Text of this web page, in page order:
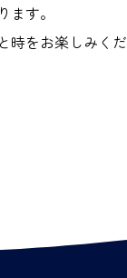
す。
時をお楽しみくだ